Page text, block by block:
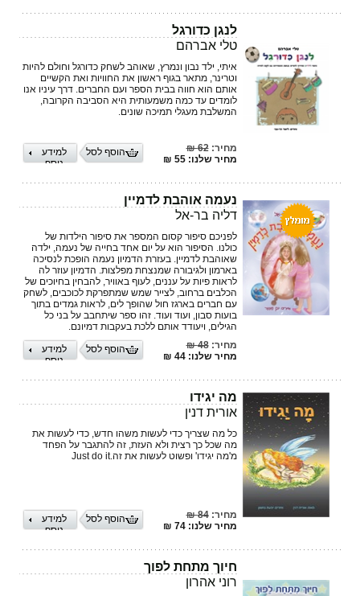
לנגן כדורגל
טלי אברהם
איתי, ילד נבון ונמרץ, שאוהב לשחק כדורגל וחולם להיות
וטרינר, מתאר בגוף ראשון את החוויות ואת הקשיים
אותם הוא חווה בבית הספר ועם החברים. דרך עיניו אנו
לומדים עד כמה משמעותית היא הסביבה הקרובה,
המשלבת מעגלי תמיכה שונים.
מחיר:62 ₪
מחיר שלנו: 55 ₪
למידע
נוסף
הוסף לסל
נעמה אוהבת לדמיין
דליה בר-אל
לפניכם סיפור קסום המספר את סיפור הילדות של
כולנו. הסיפור הוא על יום אחד בחייה של נעמה, ילדה
שאוהבת לדמיין. בעזרת הדמיון נעמה הופכת לנסיכה
בארמון ולגיבורה שמנצחת מפלצות. הדמיון עוזר לה
לראות פיות על עננים, לעוף באוויר, להבחין בחיוכים של
הכלבים ברחוב, לצייר שמש שמתפרקת לכוכבים, לשחק
עם חברים בארגז חול שהופך לים, לראות גמדים בתוך
בועות סבון, ועוד ועוד. זהו ספר שיתחבב על בני כל
הגילים, ויעודד אותם ללכת בעקבות דמיונם.
מחיר:48 ₪
מחיר שלנו: 44 ₪
למידע
נוסף
הוסף לסל
מה יגידו
אורית דנין
כל מה שצריך כדי לעשות משהו חדש, כדי לעשות את
מה שכל כך רצית ולא העזת, זה להתגבר על הפחד
מ'מה יגידו' ופשוט לעשות את זה.‏‎ Just do it
מחיר:84 ₪
מחיר שלנו: 74 ₪
למידע
נוסף
הוסף לסל
חיוך מתחת לפוך
רוני אהרון